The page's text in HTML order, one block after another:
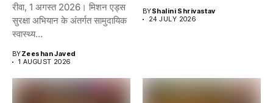
रीवा, 1 अगस्त 2026। मिशन एड्स
सुरक्षा अभियान के अंतर्गत सामुदायिक
स्वास्थ्य...
BYZeeshan Javed
1 AUGUST 2026
BYShalini Shrivastav
24 JULY 2026